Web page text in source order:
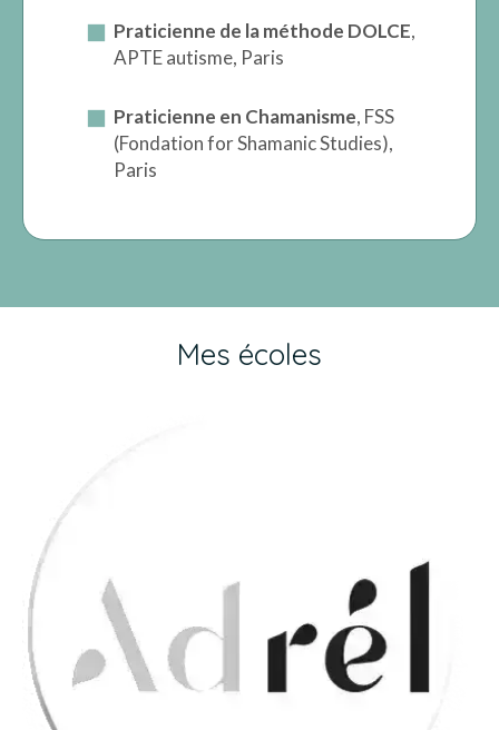
Praticienne de la méthode DOLCE,
APTE autisme, Paris
Praticienne en Chamanisme, FSS
(Fondation for Shamanic Studies),
Paris
Mes écoles